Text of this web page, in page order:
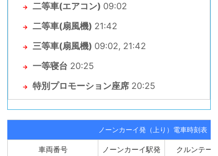
→ 二等車(エアコン) 09:02
→ 二等車(扇風機) 21:42
→ 三等車(扇風機) 09:02, 21:42
→ 一等寝台 20:25
→ 特別プロモーション座席 20:25
ノーンカーイ発（上り）電車時刻表
車両番号 ノーンカーイ駅発
クルンテー